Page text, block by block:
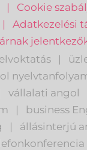
| Cookie
| Adatkezelési
|
vállalati angol
| business
| állásinterjú